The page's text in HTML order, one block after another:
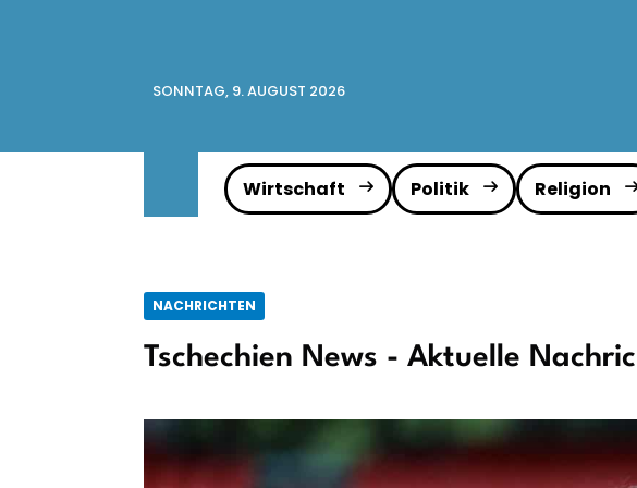
SONNTAG, 9. AUGUST 2026
Wirtschaft Politik Religion
NACHRICHTEN
Tschechien News - Aktuelle